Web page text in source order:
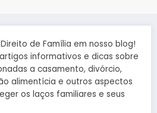
de Família em nosso blog!
informativos e dicas sobre
a casamento, divórcio,
alimentícia e outros aspectos
os laços familiares e seus